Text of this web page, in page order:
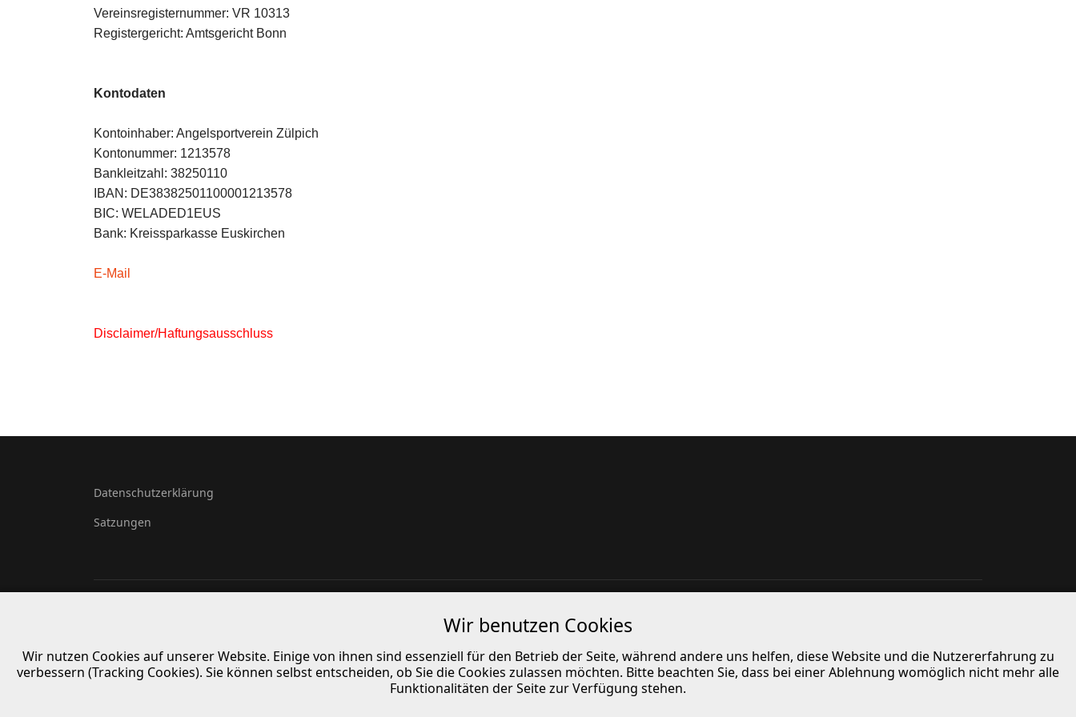
Vereinsregisternummer: VR 10313
Registergericht: Amtsgericht Bonn
Kontodaten
Kontoinhaber: Angelsportverein Zülpich
Kontonummer: 1213578
Bankleitzahl: 38250110
IBAN: DE38382501100001213578
BIC: WELADED1EUS
Bank: Kreissparkasse Euskirchen
E-Mail
Disclaimer/Haftungsausschluss
Datenschutzerklärung
Satzungen
Wir benutzen Cookies
Wir nutzen Cookies auf unserer Website. Einige von ihnen sind essenziell für den Betrieb der Seite, während andere uns helfen, diese Website und die Nutzererfahrung zu
verbessern (Tracking Cookies). Sie können selbst entscheiden, ob Sie die Cookies zulassen möchten. Bitte beachten Sie, dass bei einer Ablehnung womöglich nicht mehr alle
Funktionalitäten der Seite zur Verfügung stehen.
Deprecated: The predefined locally scoped $http_response_header variable is deprecated, call http_get_last_response_headers() instead in
/homepages/19/d4295212378/htdocs/ASV/administrator/components/com_htprotect/core/compat.phpon line1822